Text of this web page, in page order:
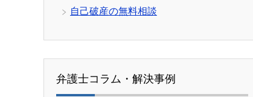
自己破産の無料相談
弁護士コラム・解決事例